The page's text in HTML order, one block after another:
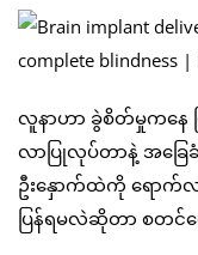
လူနာဟာ ခွဲစိတ်မှုကနေ
လာပြုလုပ်တာနဲ့ အခြ
ဦးနှောက်ထဲကို ရော
ပြန်ရမလဲဆိုတာ စတင်လ